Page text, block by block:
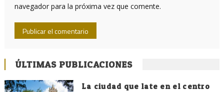
navegador para la próxima vez que comente.
ÚLTIMAS PUBLICACIONES
La ciudad que late en el centro